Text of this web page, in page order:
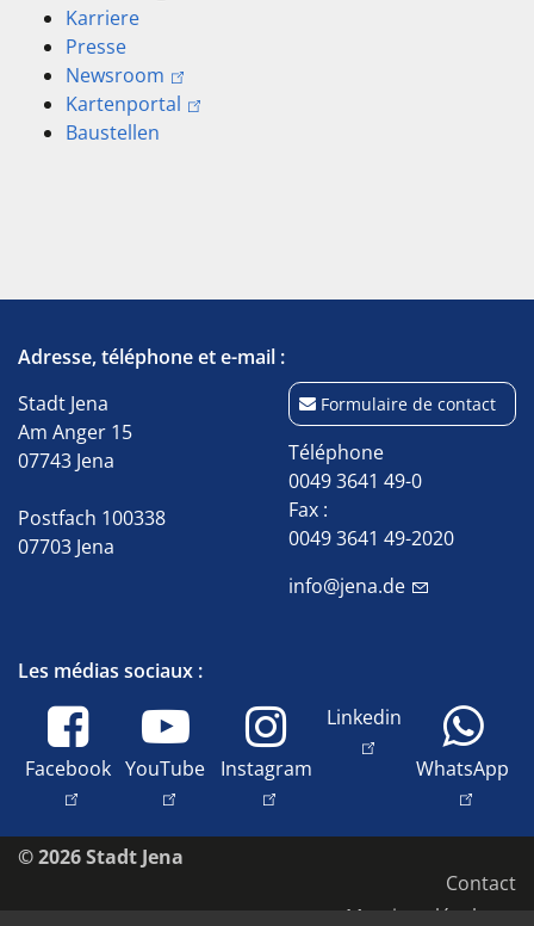
Karriere
Presse
Newsroom
Kartenportal
Baustellen
Adresse, téléphone et e-mail :
Stadt Jena
Am Anger 15
07743 Jena
Postfach 100338
07703 Jena
Formulaire de contact
Téléphone
0049 3641 49-0
Fax :
0049 3641 49-2020
info@jena.de
Les médias sociaux :
Facebook YouTube Instagram
Linkedin
WhatsApp
© 2026 Stadt Jena
Contact
Mentions légales